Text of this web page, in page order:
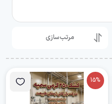
مرتب‌سازی
15%